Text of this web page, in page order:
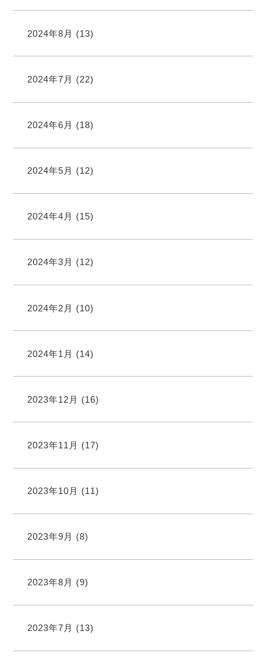
2024年8月 (13)
2024年7月 (22)
2024年6月 (18)
2024年5月 (12)
2024年4月 (15)
2024年3月 (12)
2024年2月 (10)
2024年1月 (14)
2023年12月 (16)
2023年11月 (17)
2023年10月 (11)
2023年9月 (8)
2023年8月 (9)
2023年7月 (13)